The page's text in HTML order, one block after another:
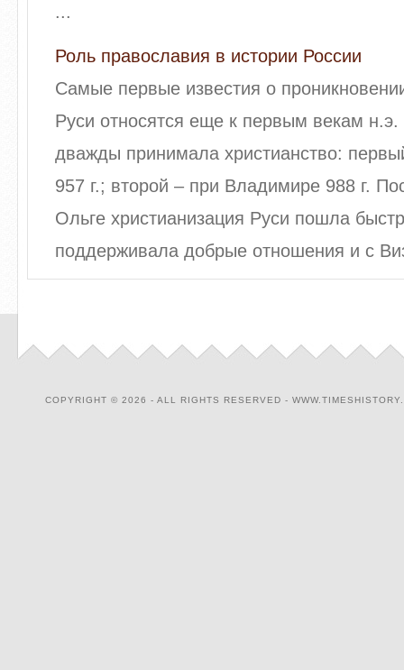
...
Роль православия в истории России
Самые первые известия о
Руси относятся еще к первым векам
дважды принимала христианство:
957 г.; второй – при Владимире 988 г.
Ольге христианизация Руси пошла
поддерживала добрые отношения и с
COPYRIGHT © 2026 - ALL RIGHTS RESERVED -